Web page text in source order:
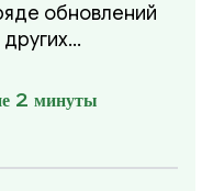
обновлений
финансовых
подкрепленные
2 минуты